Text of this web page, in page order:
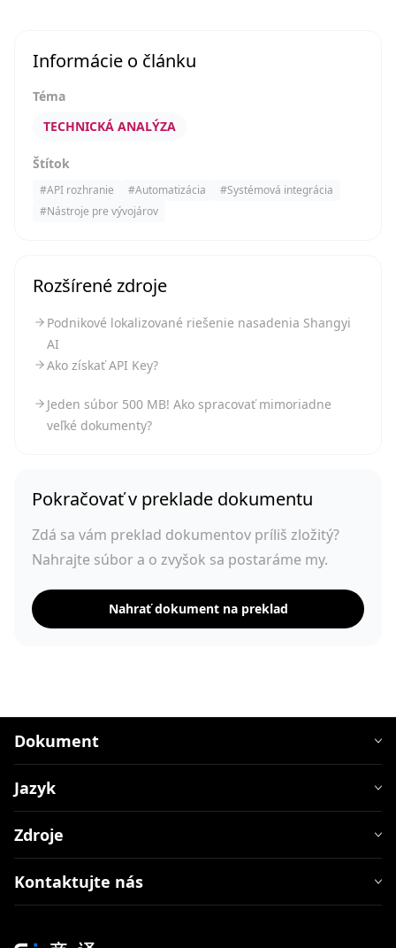
Informácie o článku
Téma
TECHNICKÁ ANALÝZA
Štítok
#API rozhranie #Automatizácia #Systémová integrácia
#Nástroje pre vývojárov
Rozšírené zdroje
Podnikové lokalizované riešenie nasadenia Shangyi
AI
Ako získať API Key?
Jeden súbor 500 MB! Ako spracovať mimoriadne
veľké dokumenty?
Pokračovať v preklade dokumentu
Zdá sa vám preklad dokumentov príliš zložitý?
Nahrajte súbor a o zvyšok sa postaráme my.
Nahrať dokument na preklad
Dokument
Jazyk
Zdroje
Kontaktujte nás